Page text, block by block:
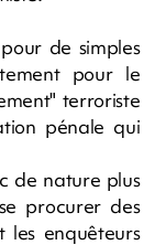
de simples
pour le
terroriste
pénale qui
de nature plus
procurer des
les enquêteurs